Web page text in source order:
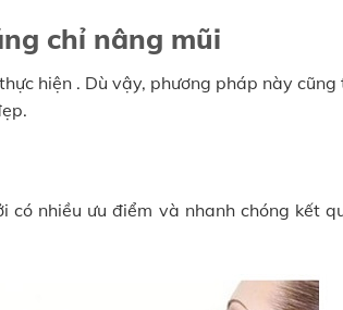
chỉ nâng mũi
hiện . Dù vậy, phương pháp này cũng
có nhiều ưu điểm và nhanh chóng kết